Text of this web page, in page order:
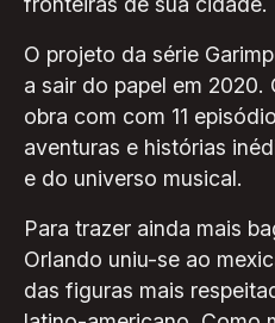
O projeto da série
a sair do papel em 2020.
obra com com 11
aventuras e histórias
e do universo musical.
Para trazer ainda mais
Orlando uniu-se ao
das figuras mais